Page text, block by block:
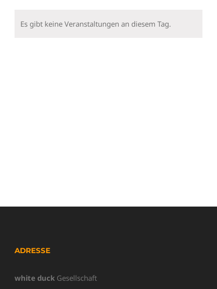
Hinweis
Es gibt keine Veranstaltungen an diesem Tag.
ADRESSE
white duck Gesellschaft